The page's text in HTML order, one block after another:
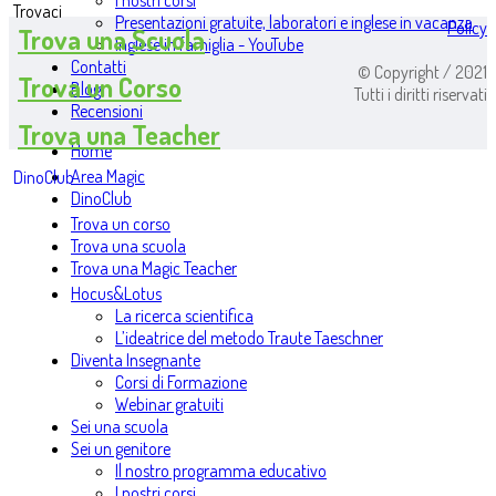
Presentazioni gratuite, laboratori e inglese in vacanza
Inglese in famiglia - YouTube
Contatti
Blog
Recensioni
Home
Area Magic
DinoClub
Trova un corso
Trova una scuola
Trova una Magic Teacher
Hocus&Lotus
La ricerca scientifica
L’ideatrice del metodo Traute Taeschner
Diventa Insegnante
Corsi di Formazione
Webinar gratuiti
Sei una scuola
Sei un genitore
Il nostro programma educativo
Trovaci
Trova una Scuola
Trova un Corso
Trova una Teacher
DinoClub
Policy
© Copyright / 2021
Tutti i diritti riservati